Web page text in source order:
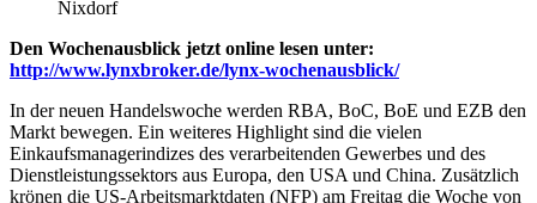
Nixdorf
Den Wochenausblick jetzt online lesen unter:
http://www.lynxbroker.de/lynx-wochenausblick/
In der neuen Handelswoche werden RBA, BoC, BoE und EZB den
Markt bewegen. Ein weiteres Highlight sind die vielen
Einkaufsmanagerindizes des verarbeitenden Gewerbes und des
Dienstleistungssektors aus Europa, den USA und China. Zusätzlich
krönen die US-Arbeitsmarktdaten (NFP) am Freitag die Woche von